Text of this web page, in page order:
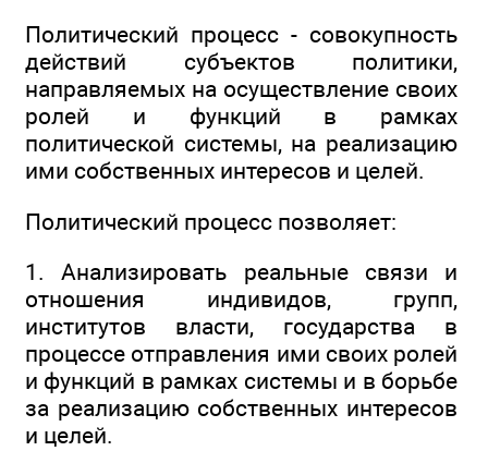
Политический процесс - совокупность
действий субъектов политики,
направляемых на осуществление своих
ролей и функций в рамках
политической системы, на реализацию
ими собственных интересов и целей.
Политический процесс позволяет:
1. Анализировать реальные связи и
отношения индивидов, групп,
институтов власти, государства в
процессе отправления ими своих ролей
и функций в рамках системы и в борьбе
за реализацию собственных интересов
и целей.